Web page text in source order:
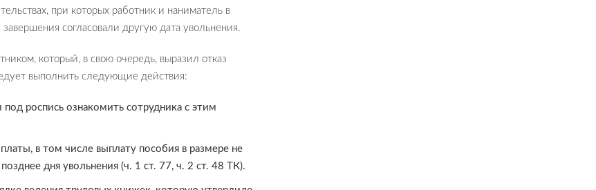
при которых работник и наниматель в
согласовали другую дата увольнения.
который, в свою очередь, выразил отказ
выполнить следующие действия:
роспись ознакомить сотрудника с этим
в том числе выплату пособия в размере не
дня увольнения (ч. 1 ст. 77, ч. 2 ст. 48 ТК).